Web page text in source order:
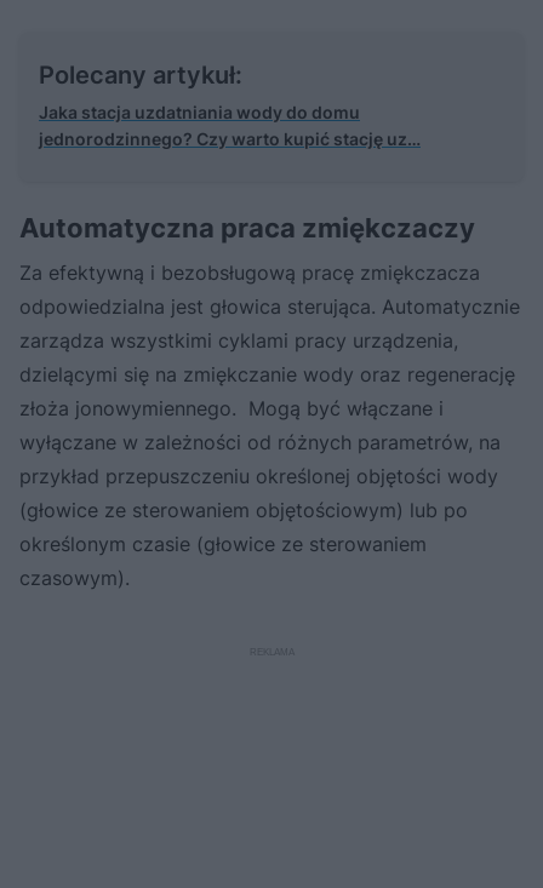
Polecany artykuł:
Jaka stacja uzdatniania wody do domu
jednorodzinnego? Czy warto kupić stację uz…
Automatyczna praca zmiękczaczy
Za efektywną i bezobsługową pracę zmiękczacza
odpowiedzialna jest głowica sterująca. Automatycznie
zarządza wszystkimi cyklami pracy urządzenia,
dzielącymi się na zmiękczanie wody oraz regenerację
złoża jonowymiennego. Mogą być włączane i
wyłączane w zależności od różnych parametrów, na
przykład przepuszczeniu określonej objętości wody
(głowice ze sterowaniem objętościowym) lub po
określonym czasie (głowice ze sterowaniem
czasowym).